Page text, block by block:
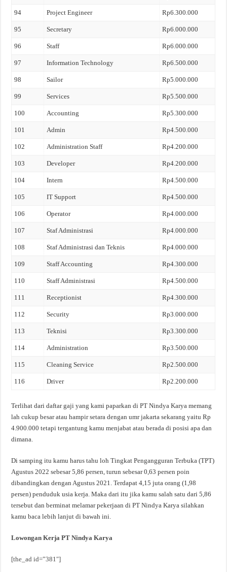
94 Project Engineer Rp6.300.000
95 Secretary Rp6.000.000
96 Staff Rp6.000.000
97 Information Technology Rp6.500.000
98 Sailor Rp5.000.000
99 Services Rp5.500.000
100 Accounting Rp5.300.000
101 Admin Rp4.500.000
102 Administration Staff Rp4.200.000
103 Developer Rp4.200.000
104 Intern Rp4.500.000
105 IT Support Rp4.500.000
106 Operator Rp4.000.000
107 Staf Administrasi Rp4.000.000
108 Staf Administrasi dan Teknis Rp4.000.000
109 Staff Accounting Rp4.300.000
110 Staff Administrasi Rp4.500.000
111 Receptionist Rp4.300.000
112 Security Rp3.000.000
113 Teknisi Rp3.300.000
114 Administration Rp3.500.000
115 Cleaning Service Rp2.500.000
116 Driver Rp2.200.000
Terlihat dari daftar gaji yang kami paparkan di PT Nindya Karya memang
lah cukup besar atau hampir setara dengan umr jakarta sekarang yaitu Rp
4.900.000 tetapi tergantung kamu menjabat atau berada di posisi apa dan
dimana.
Di samping itu kamu harus tahu loh Tingkat Pengangguran Terbuka (TPT)
Agustus 2022 sebesar 5,86 persen, turun sebesar 0,63 persen poin
dibandingkan dengan Agustus 2021. Terdapat 4,15 juta orang (1,98
persen) penduduk usia kerja. Maka dari itu jika kamu salah satu dari 5,86
tersebut dan berminat melamar pekerjaan di PT Nindya Karya silahkan
kamu baca lebih lanjut di bawah ini.
Lowongan Kerja PT Nindya Karya
[the_ad id=”381″]